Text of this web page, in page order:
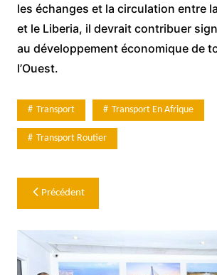
les échanges et la circulation entre
et le Liberia, il devrait contribuer
au développement économique de
l’Ouest.
Transport Transport En Afrique
Transport Routier
Navigation
de
l’article
Précédent